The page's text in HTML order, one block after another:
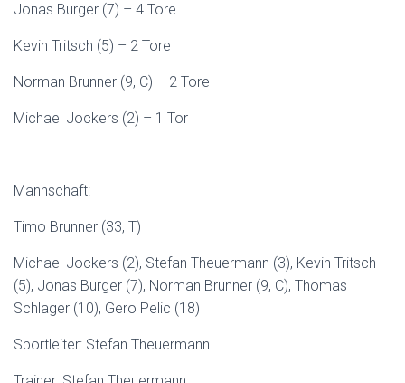
Jonas Burger (7) – 4 Tore
Kevin Tritsch (5) – 2 Tore
Norman Brunner (9, C) – 2 Tore
Michael Jockers (2) – 1 Tor
Mannschaft:
Timo Brunner (33, T)
Michael Jockers (2), Stefan Theuermann (3), Kevin Tritsch
(5), Jonas Burger (7), Norman Brunner (9, C), Thomas
Schlager (10), Gero Pelic (18)
Sportleiter: Stefan Theuermann